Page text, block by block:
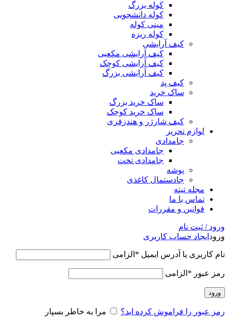
کوله بزرگ
کوله دانشجویی
مینی کوله
کوله ریزه
کیف آرایشی
کیف آرایشی مکعبی
کیف آرایشی کوچک
کیف آرایشی بزرگ
کیف پد
ساک خرید
ساک خرید بزرگ
ساک خرید کوچک
کیف شارژر و هندزفری
لوازم تحریر
جامدادی
جامدادی مکعبی
جامدادی تخت
پوشه
جادستمال کاغذی
مجله تیته
تماس با ما
قوانین و مقررات
ورود / ثبت نام
ورود ایجاد حساب کاربری
نام کاربری یا آدرس ایمیل * الزامی
رمز عبور * الزامی
ورود
رمز عبور را فراموش کرده اید؟ مرا به خاطر بسپار